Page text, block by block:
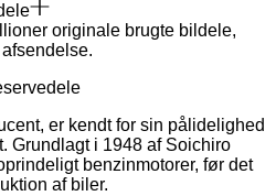
originale brugte bildele,
er kendt for sin pålidelighed
Grundlagt i 1948 af Soichiro
benzinmotorer, før det
af biler.